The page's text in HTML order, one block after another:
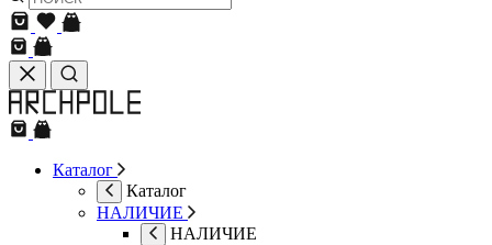
Каталог
Каталог
НАЛИЧИЕ
НАЛИЧИЕ